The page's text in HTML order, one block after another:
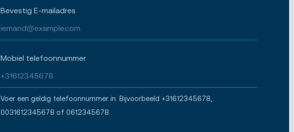
Bevestig E-mailadres
Mobiel telefoonnummer
Voer een geldig telefoonnummer in. Bijvoorbeeld +31612345678,
0031612345678 of 0612345678.